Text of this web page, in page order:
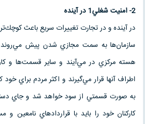
2- امنيت شغلي1 در آينده
در آينده و در تجارت تغييرات سريع باعث
سازمان‌ها به سمت مجازي شدن پيش
هسته مركزي در مي‌آيند و ساير قسمت‌ها و
اطراف آنها قرار مي‌گيرند و اكثر مردم براي
به صورت قسمتي از سود خواهد شد و جاي
كاركنان خود را بايد با قرارداد‌هاي نامعين